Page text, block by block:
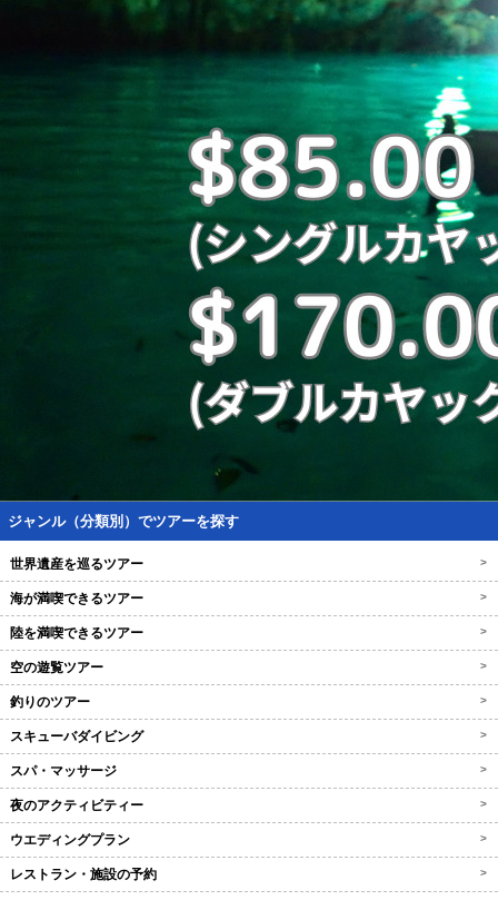
ジャンル（分類別）でツアーを探す
世界遺産を巡るツアー >
海が満喫できるツアー >
陸を満喫できるツアー >
空の遊覧ツアー >
釣りのツアー >
スキューバダイビング >
スパ・マッサージ >
夜のアクティビティー >
ウエディングプラン >
レストラン・施設の予約 >